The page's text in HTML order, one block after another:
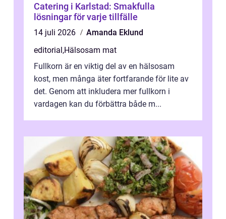
Catering i Karlstad: Smakfulla
lösningar för varje tillfälle
14 juli 2026
Amanda Eklund
editorial,Hälsosam mat
Fullkorn är en viktig del av en hälsosam
kost, men många äter fortfarande för lite av
det. Genom att inkludera mer fullkorn i
vardagen kan du förbättra både m...